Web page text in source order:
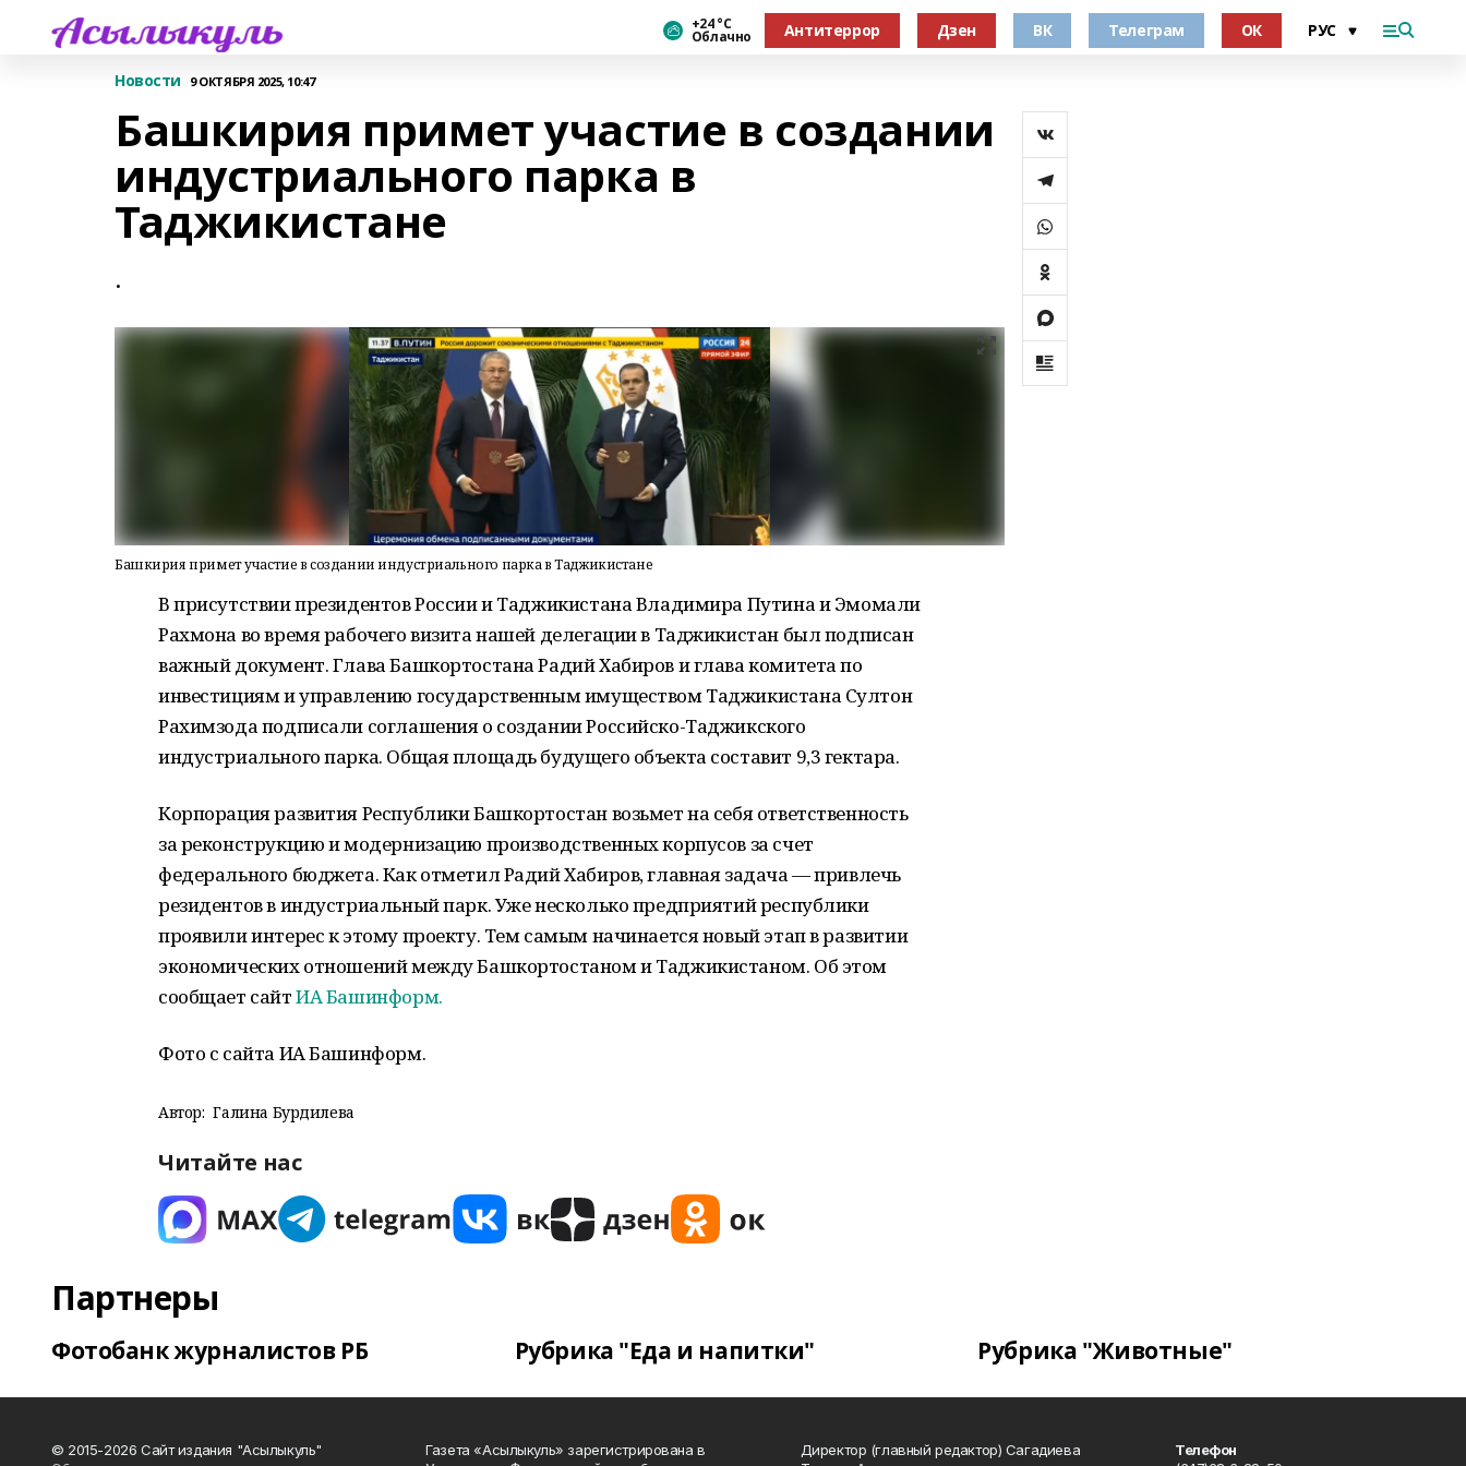
+24 °С
Облачно Антитеррор Дзен ВК Телеграм ОК
Новости 9 ОКТЯБРЯ 2025, 10:47
Башкирия примет участие в создании
индустриального парка в
Таджикистане
.
Башкирия примет участие в создании индустриального парка в Таджикистане
В присутствии президентов России и Таджикистана Владимира Путина и Эмомали
Рахмона во время рабочего визита нашей делегации в Таджикистан был подписан
важный документ. Глава Башкортостана Радий Хабиров и глава комитета по
инвестициям и управлению государственным имуществом Таджикистана Султон
Рахимзода подписали соглашения о создании Российско-Таджикского
индустриального парка. Общая площадь будущего объекта составит 9,3 гектара.
Корпорация развития Республики Башкортостан возьмет на себя ответственность
за реконструкцию и модернизацию производственных корпусов за счет
федерального бюджета. Как отметил Радий Хабиров, главная задача — привлечь
резидентов в индустриальный парк. Уже несколько предприятий республики
проявили интерес к этому проекту. Тем самым начинается новый этап в развитии
экономических отношений между Башкортостаном и Таджикистаном. Об этом
сообщает сайтИА Башинформ.
Фото с сайта ИА Башинформ.
Автор: Галина Бурдилева
Читайте нас
Партнеры
Фотобанк журналистов РБ Рубрика "Еда и напитки" Рубрика "Животные"
© 2015-2026 Сайт издания "Асылыкуль"
Газета «Асылыкуль» зарегистрирована в
Директор (главный редактор) Сагадиева
Телефон